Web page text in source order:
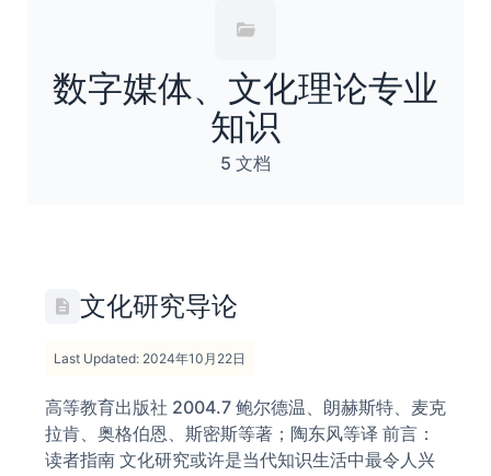
数字媒体、文化理论专业
知识
5 文档
文化研究导论
Last Updated: 2024年10月22日
高等教育出版社 2004.7 鲍尔德温、朗赫斯特、麦克
拉肯、奥格伯恩、斯密斯等著；陶东风等译 前言：
读者指南 文化研究或许是当代知识生活中最令人兴